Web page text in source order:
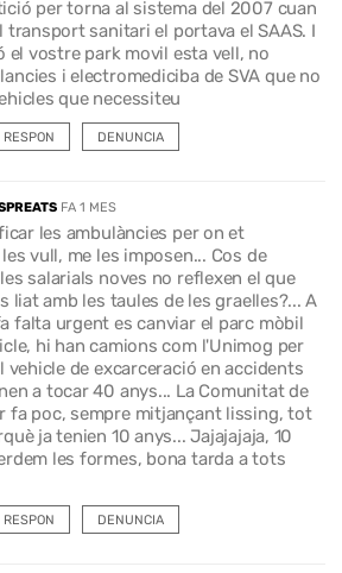
per torna al sistema del 2007 cuan
sanitari el portava el SAAS. I
el vostre park movil esta vell, no
i electromediciba de SVA que no
que necessiteu
RESPON DENUNCIA
FA 1 MES
les ambulàncies per on et
vull, me les imposen... Cos de
salarials noves no reflexen el que
liat amb les taules de les graelles?... A
falta urgent es canviar el parc mòbil
hi han camions com l'Unimog per
de excarceració en accidents
a tocar 40 anys... La Comunitat de
fa poc, sempre mitjançant lissing, tot
ja tenien 10 anys... Jajajajaja, 10
les formes, bona tarda a tots
RESPON DENUNCIA